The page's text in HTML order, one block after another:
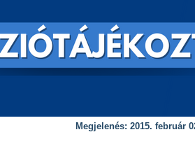
Megjelenés: 2015. február